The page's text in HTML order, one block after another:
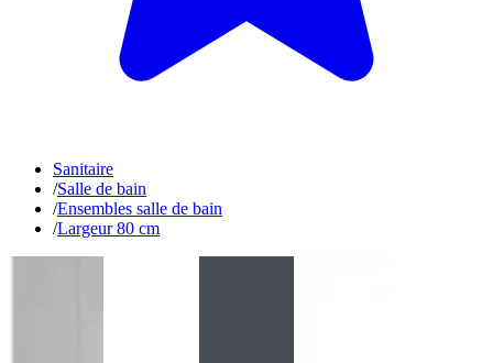
Sanitaire
/Salle de bain
/Ensembles salle de bain
/Largeur 80 cm